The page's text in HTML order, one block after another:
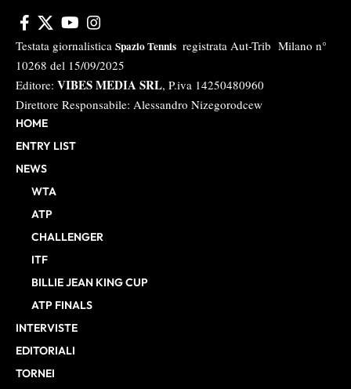
Testata giornalistica Spazio Tennis registrata Aut-Trib Milano n°
10268 del 15/09/2025
Editore: VIBES MEDIA SRL, P.iva 14250480960
Direttore Responsabile: Alessandro Nizegorodcew
HOME
ENTRY LIST
NEWS
WTA
ATP
CHALLENGER
ITF
BILLIE JEAN KING CUP
ATP FINALS
INTERVISTE
EDITORIALI
TORNEI